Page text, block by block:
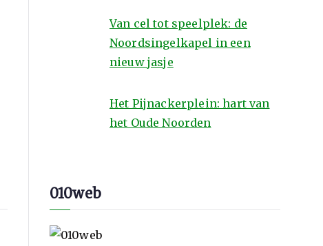
Van cel tot speelplek: de
Noordsingelkapel in een
nieuw jasje
Het Pijnackerplein: hart van
het Oude Noorden
010web